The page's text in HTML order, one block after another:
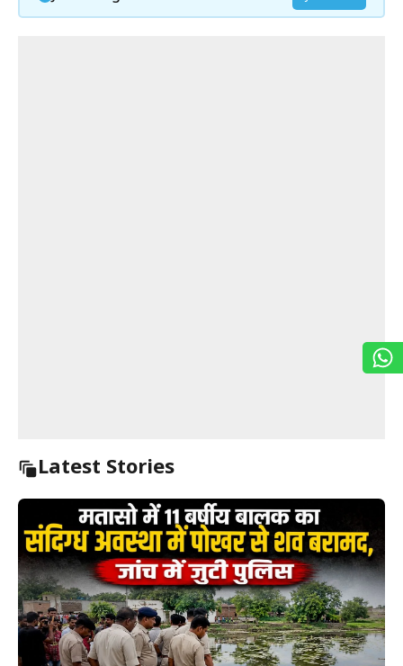
Latest Stories